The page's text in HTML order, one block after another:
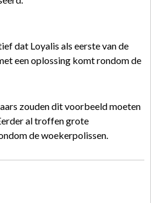
dat Loyalis als eerste van de
een oplossing komt rondom de
zouden dit voorbeeld moeten
al troffen grote
de woekerpolissen.